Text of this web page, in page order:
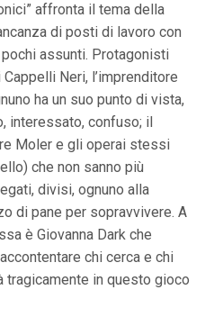
affronta il tema della
di posti di lavoro con
assunti. Protagonisti
Neri, l’imprenditore
ha un suo punto di vista,
interessato, confuso; il
Moler e gli operai stessi
che non sanno più
divisi, ognuno alla
di pane per sopravvivere. A
è Giovanna Dark che
chi cerca e chi
tragicamente in questo gioco